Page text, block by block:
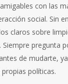
con las
social. Sin
claros sobre
pregunta
de mudarte,
políticas.